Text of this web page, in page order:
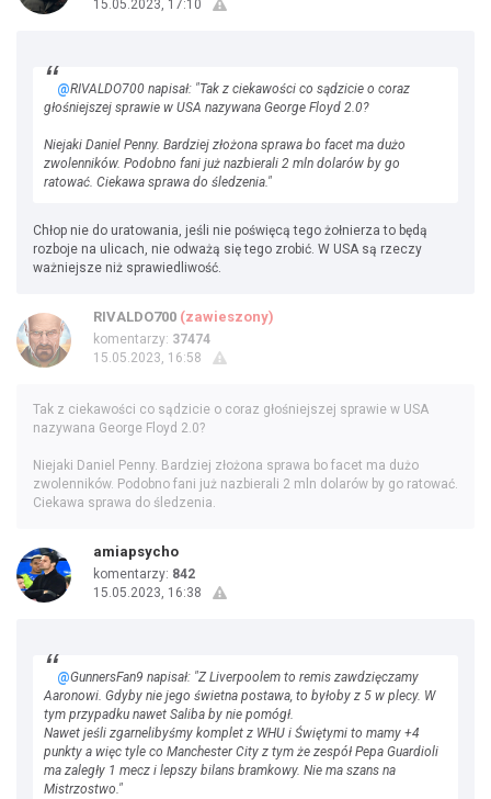
15.05.2023, 17:10
@RIVALDO700 napisał: "Tak z ciekawości co sądzicie o coraz
głośniejszej sprawie w USA nazywana George Floyd 2.0?
Niejaki Daniel Penny. Bardziej złożona sprawa bo facet ma dużo
zwolenników. Podobno fani już nazbierali 2 mln dolarów by go
ratować. Ciekawa sprawa do śledzenia."
Chłop nie do uratowania, jeśli nie poświęcą tego żołnierza to będą
rozboje na ulicach, nie odważą się tego zrobić. W USA są rzeczy
ważniejsze niż sprawiedliwość.
RIVALDO700 (zawieszony)
komentarzy: 37474
15.05.2023, 16:58
Tak z ciekawości co sądzicie o coraz głośniejszej sprawie w USA
nazywana George Floyd 2.0?
Niejaki Daniel Penny. Bardziej złożona sprawa bo facet ma dużo
zwolenników. Podobno fani już nazbierali 2 mln dolarów by go ratować.
Ciekawa sprawa do śledzenia.
amiapsycho
komentarzy: 842
15.05.2023, 16:38
@GunnersFan9 napisał: "Z Liverpoolem to remis zawdzięczamy
Aaronowi. Gdyby nie jego świetna postawa, to byłoby z 5 w plecy. W
tym przypadku nawet Saliba by nie pomógł.
Nawet jeśli zgarnelibyśmy komplet z WHU i Świętymi to mamy +4
punkty a więc tyle co Manchester City z tym że zespół Pepa Guardioli
ma zaległy 1 mecz i lepszy bilans bramkowy. Nie ma szans na
Mistrzostwo."